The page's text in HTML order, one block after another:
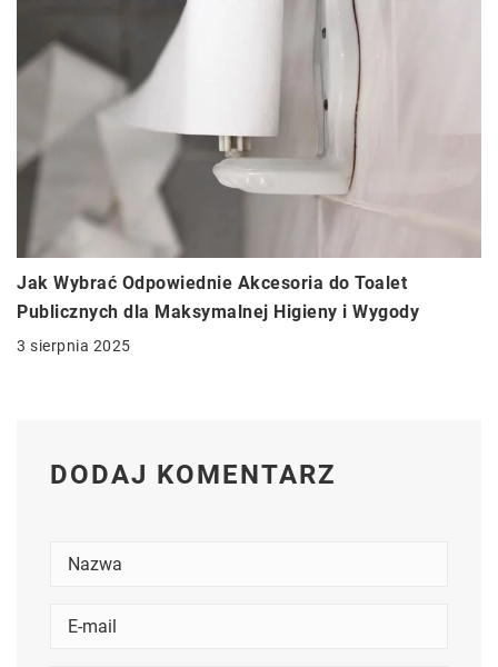
Jak Wybrać Odpowiednie Akcesoria do Toalet
Publicznych dla Maksymalnej Higieny i Wygody
3 sierpnia 2025
DODAJ KOMENTARZ